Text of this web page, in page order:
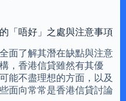
「唔好」之處與注意事項
面了解其潛在缺點與注意
，香港信貸雖然有其優
能不盡理想的方面，以及
面向常常是香港信貸討論